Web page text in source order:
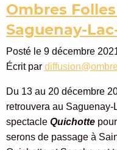
Ombres
Saguenay-
Posté le 9 décembre
Écrit par
Du 13 au 20 décembre
retrouvera au
spectacle Quichotte
serons de passage à